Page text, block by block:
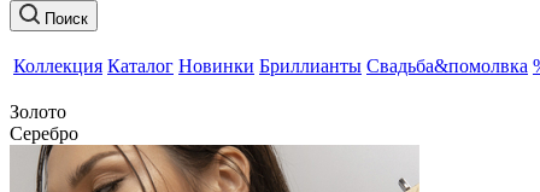
Поиск
Коллекция Каталог Новинки Бриллианты Свадьба&помолвка
Золото
Серебро